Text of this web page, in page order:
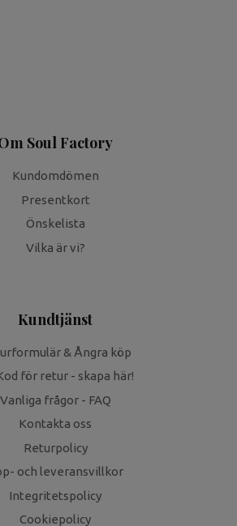
Soul Factory
Kundomdömen
Presentkort
Önskelista
Vilka är vi?
Kundtjänst
& Ångra köp
för retur - skapa här!
Vanliga frågor - FAQ
Kontakta oss
Returpolicy
och leveransvillkor
Integritetspolicy
Cookiepolicy